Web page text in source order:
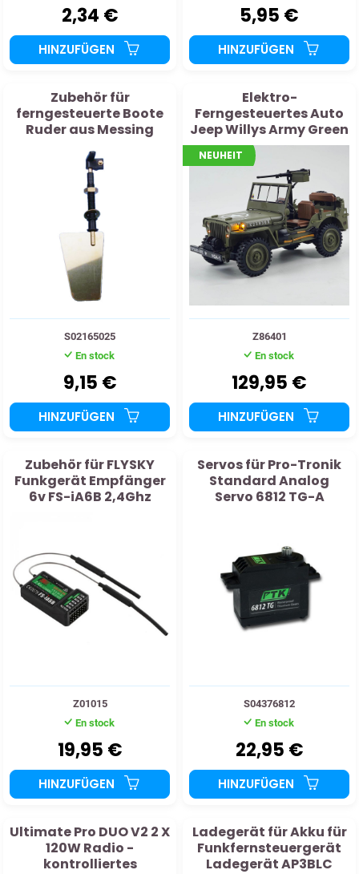
2,34 €
HINZUFÜGEN
5,95 €
HINZUFÜGEN
Zubehör für
ferngesteuerte Boote
Ruder aus Messing
S02165025
En stock
9,15 €
HINZUFÜGEN
Elektro-
Ferngesteuertes Auto
Jeep Willys Army Green
RC 1:14 RTR mit
Getriebekasten
NEUHEIT
Z86401
En stock
129,95 €
HINZUFÜGEN
Zubehör für FLYSKY
Funkgerät Empfänger
6v FS-iA6B 2,4Ghz
Z01015
En stock
19,95 €
HINZUFÜGEN
Servos für Pro-Tronik
Standard Analog
Servo 6812 TG-A
S04376812
En stock
22,95 €
HINZUFÜGEN
Ultimate Pro DUO V2 2 X
120W Radio -
kontrolliertes
Ladegerät für Akku für
Funkfernsteuergerät
Ladegerät AP3BLC